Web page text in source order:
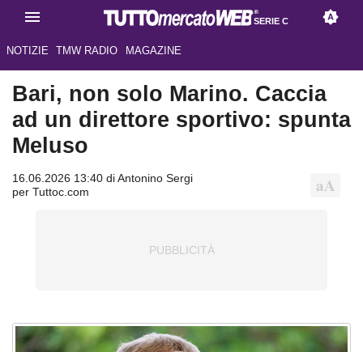
SERIE C
NOTIZIE TMW RADIO MAGAZINE
Bari, non solo Marino. Caccia
ad un direttore sportivo: spunta
Meluso
16.06.2026 13:40 di Antonino Sergi
per Tuttoc.com